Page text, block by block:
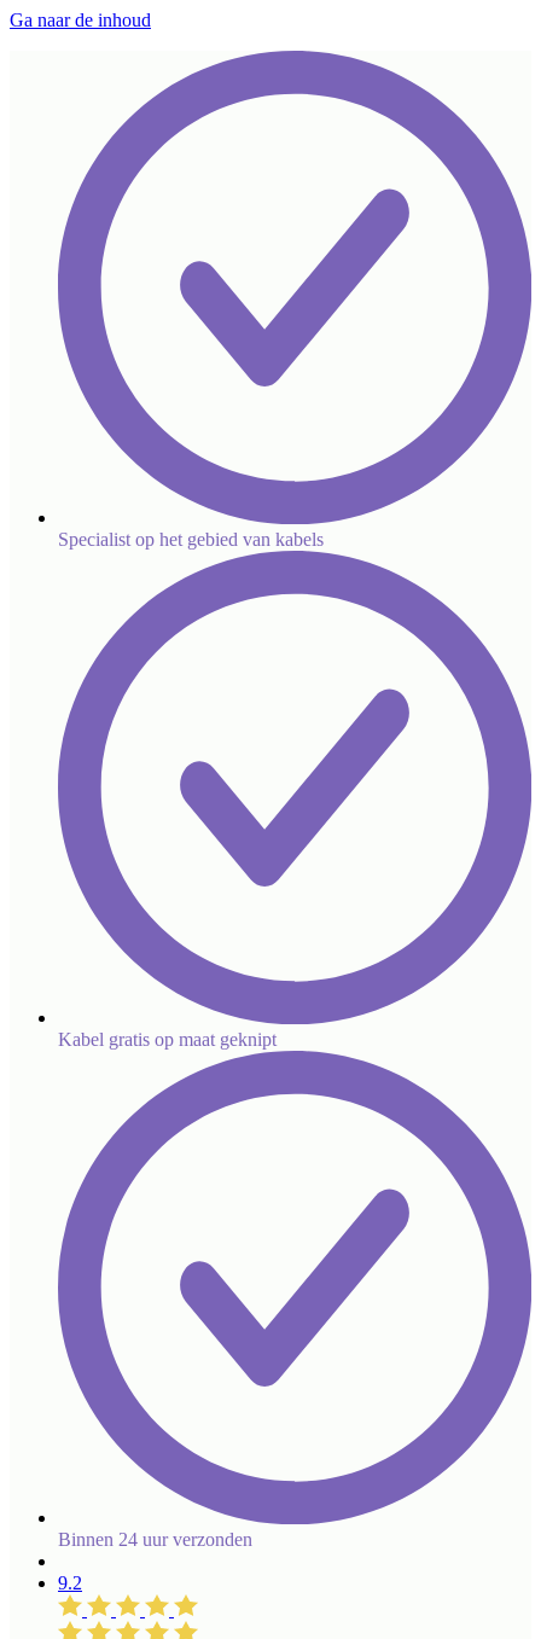
Ga naar de inhoud
Specialist op het gebied van kabels
Kabel gratis op maat geknipt
Binnen 24 uur verzonden
9.2